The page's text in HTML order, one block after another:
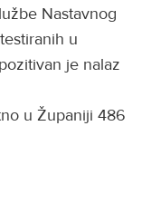
Nastavnog
u
je nalaz
u Županiji 486